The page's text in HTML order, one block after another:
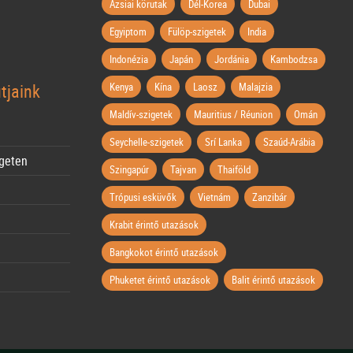
Ázsiai körutak Dél-Korea
Dubai
Egyiptom
Fülöp-szigetek
India
Indonézia
Japán Jordánia
Kambodzsa
Kenya
Kína Laosz
Malajzia
Maldív-szigetek
Mauritius / Réunion
Omán
Seychelle-szigetek
Srí Lanka
Szaúd-Arábia
Szingapúr
Tajvan
Thaiföld
Trópusi esküvők
Vietnám
Zanzibár
Krabit érintő utazások
Bangkokot érintő utazások
Phuketet érintő utazások
Balit érintő utazások